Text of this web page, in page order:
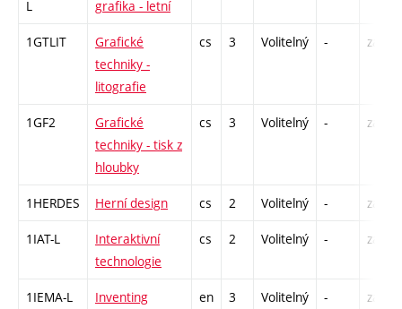
L
grafika - letní
1GTLIT
Grafické
techniky -
litografie
cs 3 Volitelný - zá
1GF2
Grafické
techniky - tisk z
hloubky
cs 3 Volitelný - zá
1HERDES Herní design cs 2 Volitelný - zá
1IAT-L
Interaktivní
technologie
cs 2 Volitelný - zá
1IEMA-L
Inventing
en 3 Volitelný - zá